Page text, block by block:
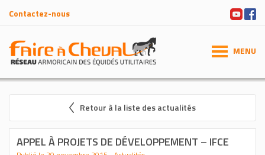
Contactez-nous
MENU
Retour à la liste des actualités
APPEL À PROJETS DE DÉVELOPPEMENT – IFCE